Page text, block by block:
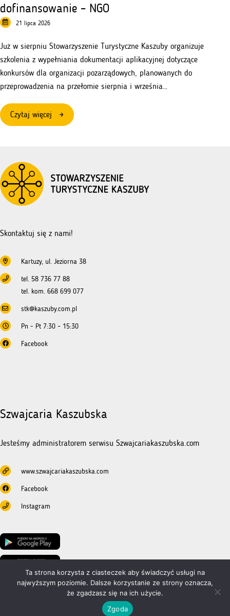
dofinansowanie – NGO
21 lipca 2026
Już w sierpniu Stowarzyszenie Turystyczne Kaszuby organizuje
szkolenia z wypełniania dokumentacji aplikacyjnej dotyczące
konkursów dla organizacji pozarządowych, planowanych do
przeprowadzenia na przełomie sierpnia i września…
Czytaj więcej
Szkolenia
się
o
Skontaktuj się z nami!
Kartuzy, ul. Jeziorna 38
tel. 58 736 77 88
tel. kom. 668 699 077
stk@kaszuby.com.pl
Pn - Pt 7:30 – 15:30
Facebook
Szwajcaria Kaszubska
Jesteśmy administratorem serwisu Szwajcariakaszubska.com
www.szwajcariakaszubska.com
Facebook
Instagram
Stowarzyszenie Turystyczne Kaszuby © 2026. Wszystkie prawa zastrzeżone.
Wykonano przeztrustudio
Ta strona korzysta z ciasteczek aby świadczyć usługi na
najwyższym poziomie. Dalsze korzystanie ze strony oznacza,
że zgadzasz się na ich użycie.
Zgoda